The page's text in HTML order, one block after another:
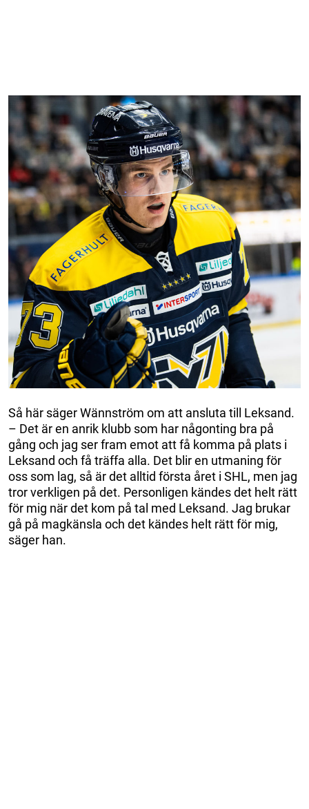
Så här säger Wännström om att ansluta till Leksand.
– Det är en anrik klubb som har någonting bra på
gång och jag ser fram emot att få komma på plats i
Leksand och få träffa alla. Det blir en utmaning för
oss som lag, så är det alltid första året i SHL, men jag
tror verkligen på det. Personligen kändes det helt rätt
för mig när det kom på tal med Leksand. Jag brukar
gå på magkänsla och det kändes helt rätt för mig,
säger han.